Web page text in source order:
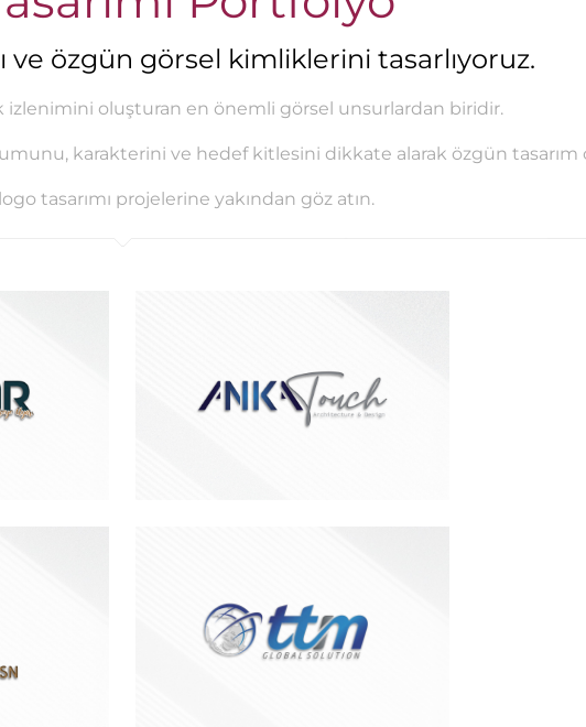
ve özgün görsel kimliklerini tasarlıyoruz.
izlenimini oluşturan en önemli görsel unsurlardan biridir.
karakterini ve hedef kitlesini dikkate alarak özgün
logo tasarımı projelerine yakından göz atın.